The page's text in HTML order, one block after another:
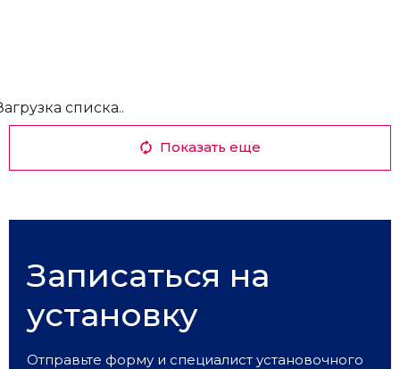
списка..
Показать еще
Записаться на
установку
Отправьте форму и специалист установочного